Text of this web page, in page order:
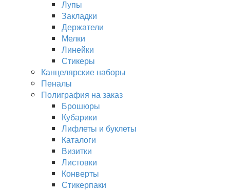
Лупы
Закладки
Держатели
Мелки
Линейки
Стикеры
Канцелярские наборы
Пеналы
Полиграфия на заказ
Брошюры
Кубарики
Лифлеты и буклеты
Каталоги
Визитки
Листовки
Конверты
Стикерпаки